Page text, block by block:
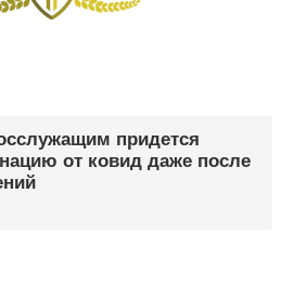
придется
от ковид даже после